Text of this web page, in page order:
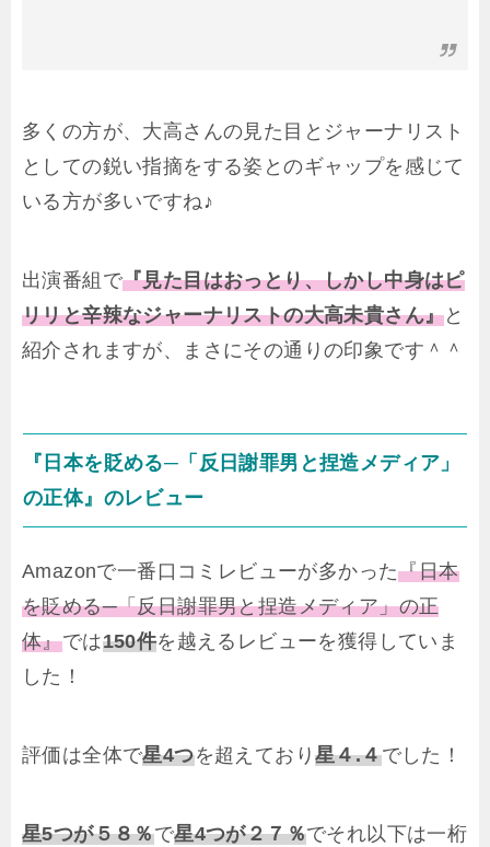
多くの方が、大高さんの見た目とジャーナリスト
としての鋭い指摘をする姿とのギャップを感じて
いる方が多いですね♪
出演番組で『見た目はおっとり、しかし中身はピ
リリと辛辣なジャーナリストの大高未貴さん』と
紹介されますが、まさにその通りの印象です＾＾
『日本を貶める─「反日謝罪男と捏造メディア」
の正体』のレビュー
Amazonで一番口コミレビューが多かった『日本
を貶める─「反日謝罪男と捏造メディア」の正
体』では150件を越えるレビューを獲得していま
した！
評価は全体で星4つを超えており星４.４でした！
星5つが５８％で星4つが２７％でそれ以下は一桁